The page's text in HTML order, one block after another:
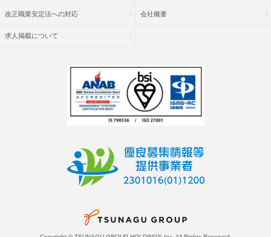
改正職業安定法への対応 会社概要
求人掲載について